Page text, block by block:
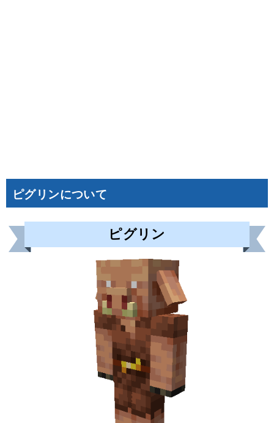
ピグリンについて
ピグリン